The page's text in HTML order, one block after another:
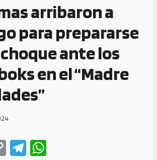
arribaron a
para prepararse
ante los
en el “Madre
C
Te